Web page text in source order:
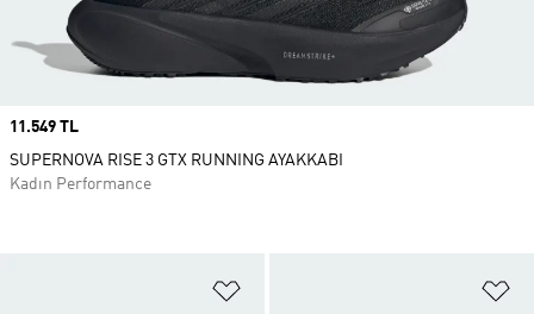
Price
11.549 TL
SUPERNOVA RISE 3 GTX RUNNING AYAKKABI
Kadın Performance